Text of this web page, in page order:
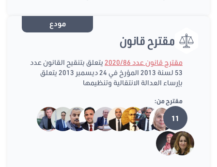
مودع
مقترح قانون
مقترح قانون عدد 2020/86
يتعلق بتنقيح القانون عدد
53 لسنة 2013 المؤرخ في 24 ديسمبر 2013 يتعلق
بإرساء العدالة الانتقالية وتنظيمها
مقترح من:
11